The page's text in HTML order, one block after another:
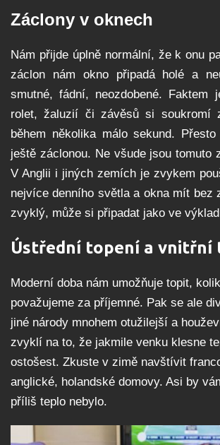
Záclony v oknech
Nám přijde úplně normální, že k onu
záclon nám okno připadá holé a
smutné, fádní, neozdobené. Faktem
rolet, žaluzií či závěsů si soukromí
během několika málo sekund.
ještě záclonou. Ne všude jsou tomuto
V Anglii i jiných zemích je zvykem
nejvíce denního světla a okna mít bez
zvyklý, může si připadat jako ve
Ústřední topení a vnitřní
Moderní doba nám umožňuje topit,
považujeme za příjemné. Pak se ale
jiné národy mnohem otužilejší a
zvyklí na to, že jakmile venku klesne
ostošest. Zkuste v zimě navštívit
anglické, holandské domovy. Asi by
příliš teplo nebylo.